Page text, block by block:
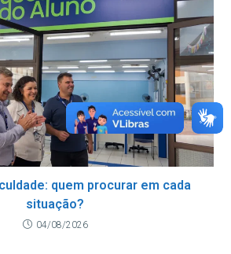
quem procurar em cada
situação?
04/08/2026